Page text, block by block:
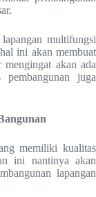
multifungsi
ini akan membuat
mengingat akan ada
juga
memiliki kualitas
ini nantinya akan
lapangan